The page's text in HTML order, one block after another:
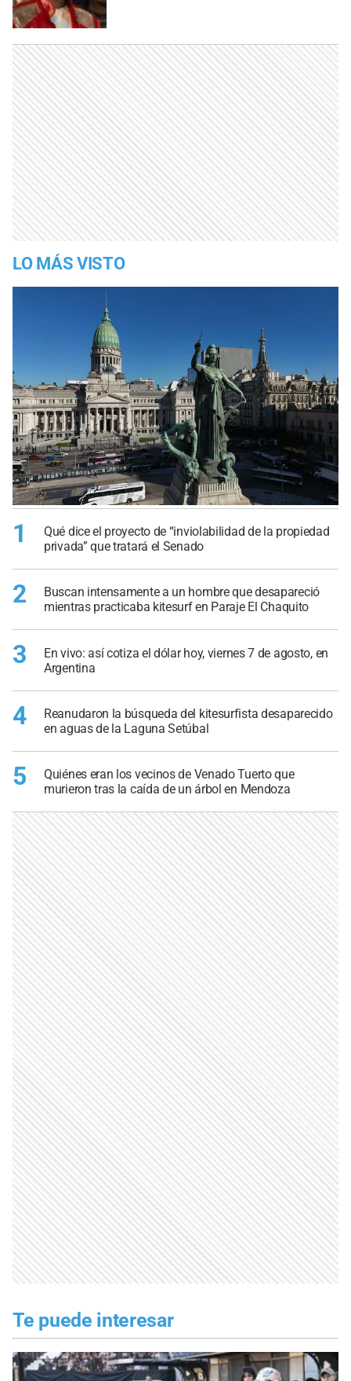
LO MÁS VISTO
1
Qué dice el proyecto de “inviolabilidad de la propiedad
privada” que tratará el Senado
2
Buscan intensamente a un hombre que desapareció
mientras practicaba kitesurf en Paraje El Chaquito
3
En vivo: así cotiza el dólar hoy, viernes 7 de agosto, en
Argentina
4
Reanudaron la búsqueda del kitesurfista desaparecido
en aguas de la Laguna Setúbal
5
Quiénes eran los vecinos de Venado Tuerto que
murieron tras la caída de un árbol en Mendoza
Te puede interesar